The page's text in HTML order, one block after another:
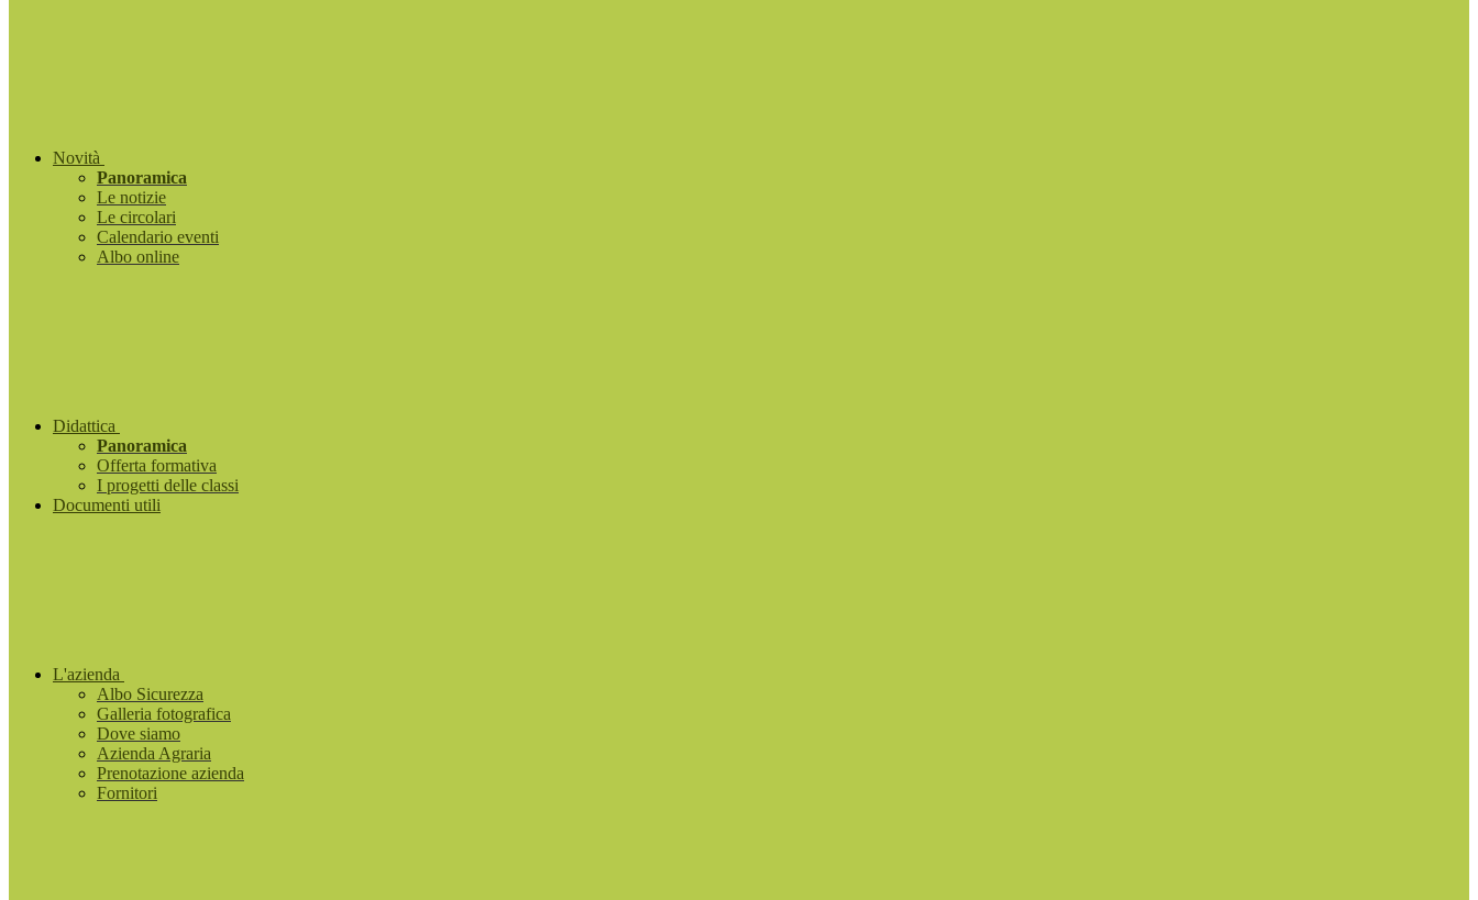
Novità
Panoramica
Le notizie
Le circolari
Calendario eventi
Albo online
Didattica
Panoramica
Offerta formativa
I progetti delle classi
Documenti utili
L'azienda
Albo Sicurezza
Galleria fotografica
Dove siamo
Azienda Agraria
Prenotazione azienda
Fornitori